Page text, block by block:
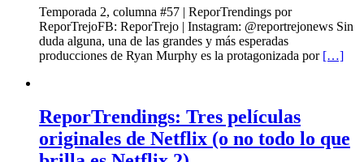
Temporada 2, columna #57 | ReporTrendings por
ReporTrejoFB: ReporTrejo | Instagram: @reportrejonews Sin
duda alguna, una de las grandes y más esperadas
producciones de Ryan Murphy es la protagonizada por […]
ReporTrendings: Tres películas
originales de Netflix (o no todo lo que